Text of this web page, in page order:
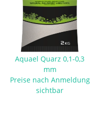
Aquael Quarz 0,1-0,3
mm
Preise nach Anmeldung
sichtbar